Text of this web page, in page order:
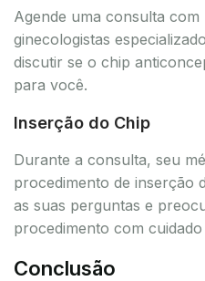
Agende uma consulta com
ginecologistas
discutir se o chip
para você.
Inserção do Chip
Durante a consulta, seu
procedimento de inserção
as suas perguntas e
procedimento com cuidado
Conclusão